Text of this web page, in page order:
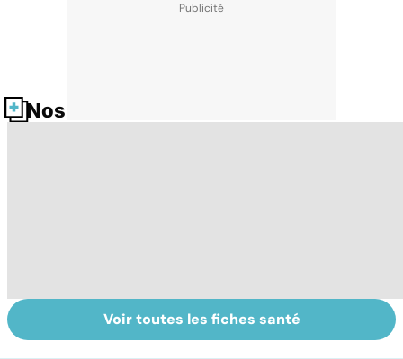
Nos fiches santé
Tout savoir sur
les infections
Covid-19 : tout
savoir sur la
Voir toutes les fiches santé